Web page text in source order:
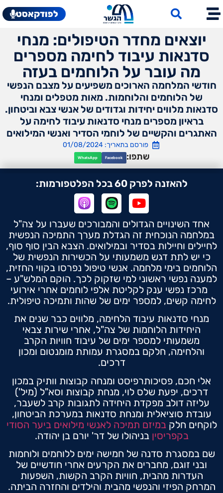
לפודקאסט
יוצאים מחדר הטיפולים: מנחי
סדנאות עיבוד לחימה מספרים
מה עובר על הלוחמים בעזה
חודשי המלחמה הארוכים משפיעים על מצבם הנפשי
של הלוחמים והלוחמות. מאות מטפלים ומנחי
סדנאות מלווים יחידות וגדודים של אנשי צבא וביטחון.
בראיון מספרים מנחי סדנאות עיבוד לחימה על
האתגרים והקשיים של לוחמי הסדיר ואנשי המילואים
פורסם בתאריך: 01/08/2024
שתפו: Facebook
WhatsApp
להאזנה לפרק 60 בכל הפלטפורמות:
אחד השינויים הגדולים והמבורכים שעברו על צה"ל
במלחמה הנוכחית זה הגדלת מערך התמיכה הנפשית
לחיילים וחיילות בסדיר ובמילואים. הצבא הבין סוף סוף,
כי יש לתת דגש משמעותי על הכשירות הנפשית של
הלוחמים בימי מלחמה. אנשי טיפול נפרסו בקווי החזית,
למענה נפשי ראשוני למי שזקוק לכך. הוקם המלש"ע –
מרכז נפשי ענק לקליטת אלפי לוחמים אחרי אירועי
לחימה קשים, למספר ימים של שהות ותמיכה טיפולית.
מנחי סדנאות עיבוד הלחימה, מלווים כבר שנים את
היחידות הלוחמות של צה"ל, אחרי שירות צבאי
משמעותי למספר ימים של עיבוד חוויות הקרב
והלחימה, חלקם במסגרת עמותת מומנטום ומכון
דרכים.
אלי חכם, פסיכותרפיסט ומנחה קבוצות וותיק במכון
דרכים, יפעת שלס לוי, מנחת קבוצות וסא"ל (מיל')
עליזה דולב מפקדת היחידה לתגובות קרב לשעבר,
עובדת סוציאלית ומנחת סדנאות במערכת הביטחון,
לוקחים חלקבמיזם תמיכה לאנשי מילואים ביער הסודי
בקפריסין בניהולו של דר' יורם בן יהודה.
שם במסגרת סדנה של חמישה ימים ללוחמים ולוחמות
ובני זוגם, מחברים את הקרעים אחרי חודשיים של
העדרות מהבית, חוויות הקרב הקשות, השפעות
המרחק הפיזי והנפשי מהבית והילדים והחזרה הביתה.